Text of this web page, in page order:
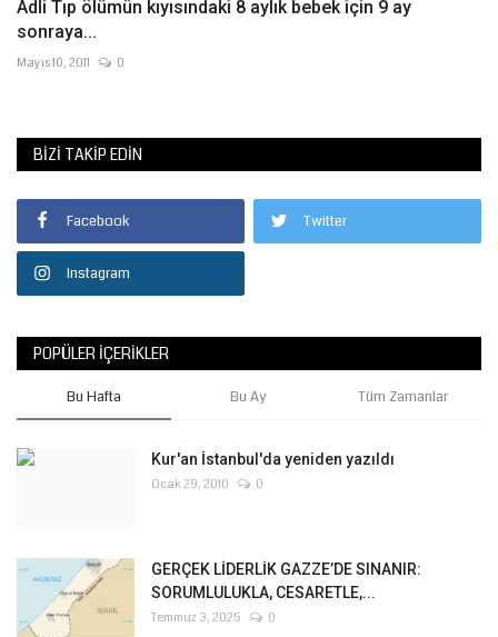
Adli Tıp ölümün kıyısındaki 8 aylık bebek için 9 ay
sonraya...
Mayıs 10, 2011 0
BIZI TAKIP EDIN
Facebook Twitter
Instagram
POPÜLER İÇERIKLER
Bu Hafta Bu Ay Tüm Zamanlar
Kur'an İstanbul'da yeniden yazıldı
Ocak 29, 2010 0
GERÇEK LİDERLİK GAZZE’DE SINANIR:
SORUMLULUKLA, CESARETLE,...
Temmuz 3, 2025 0